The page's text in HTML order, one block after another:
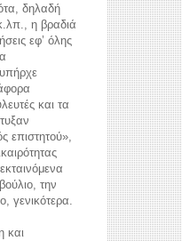
δηλαδή
η βραδιά
εφ’ όλης
και τα
επιστητού»,
την
γενικότερα.
και